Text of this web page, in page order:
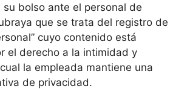
bolso ante el personal de
que se trata del registro de
cuyo contenido está
el derecho a la intimidad y
la empleada mantiene una
de privacidad.